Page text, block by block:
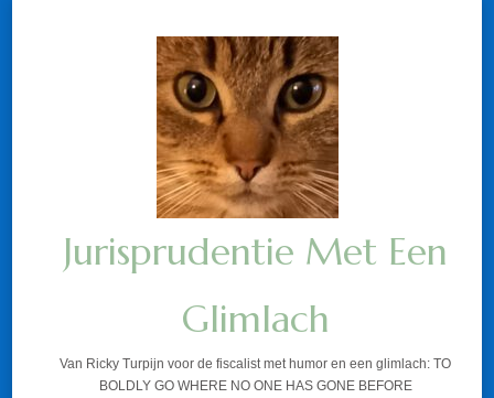
Jurisprudentie Met Een
Glimlach
Van Ricky Turpijn voor de fiscalist met humor en een glimlach: TO
BOLDLY GO WHERE NO ONE HAS GONE BEFORE